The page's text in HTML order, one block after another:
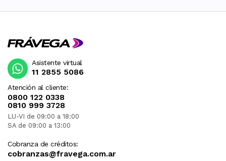
Atención al cliente:
0800 122 0338
0810 999 3728
LU-VI de 09:00 a 18:00
SA de 09:00 a 13:00
Cobranza de créditos:
cobranzas@fravega.com.ar
Asistente virtual
11 2855 5086